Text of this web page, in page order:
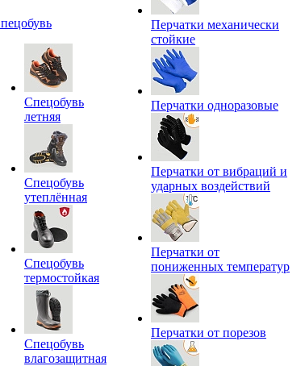
Спецобувь
летняя
Спецобувь
утеплённая
Спецобувь
термостойкая
Спецобувь
влагозащитная
Перчатки механически
стойкие
Перчатки одноразовые
Перчатки от вибраций и
ударных воздействий
Перчатки от
пониженных температур
Перчатки от порезов